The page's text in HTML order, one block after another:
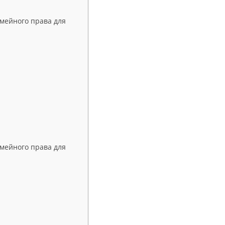
права для
права для